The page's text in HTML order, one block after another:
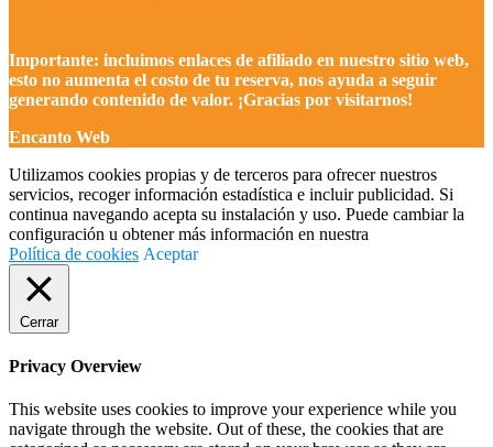
Importante: incluimos enlaces de afiliado en nuestro sitio web,
esto no aumenta el costo de tu reserva, nos ayuda a seguir
generando contenido de valor. ¡Gracias por visitarnos!
Encanto Web
Utilizamos cookies propias y de terceros para ofrecer nuestros
servicios, recoger información estadística e incluir publicidad. Si
continua navegando acepta su instalación y uso. Puede cambiar la
configuración u obtener más información en nuestra
Política de cookies Aceptar
Cerrar
Privacy Overview
This website uses cookies to improve your experience while you
navigate through the website. Out of these, the cookies that are